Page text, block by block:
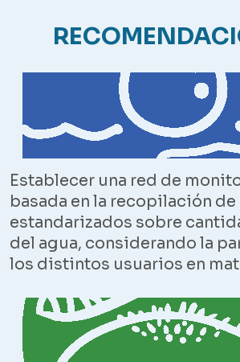
Establecer una red de
basada en la recopilación
estandarizados sobre
del agua, considerando la
los distintos usuarios en